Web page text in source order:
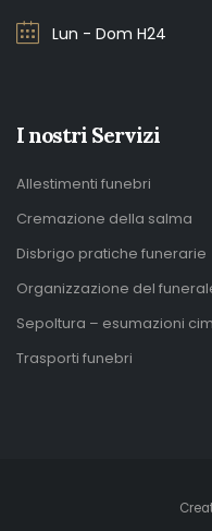
Lun - Dom H24
I nostri Servizi
Allestimenti funebri
Cremazione della salma
Disbrigo pratiche funerarie
Organizzazione del
Sepoltura – esumazioni
Trasporti funebri